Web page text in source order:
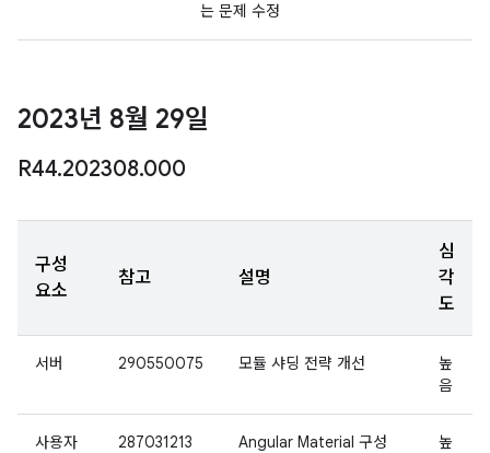
는 문제 수정
2023년 8월 29일
R44.202308.000
구성
요소
참고 설명
심
각
도
서버 290550075 모듈 샤딩 전략 개선
높
음
사용자
287031213
Angular Material 구성
높